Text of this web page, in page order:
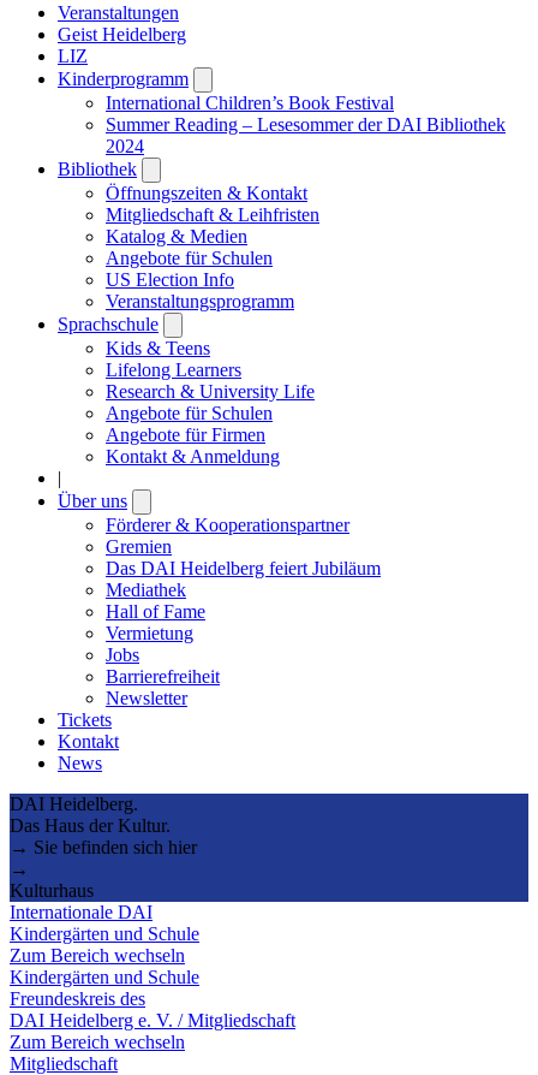
Veranstaltungen
Geist Heidelberg
LIZ
Kinderprogramm
submenu
International Children’s Book Festival
Summer Reading – Lesesommer der DAI Bibliothek
2024
Bibliothek
submenu
Öffnungszeiten & Kontakt
Mitgliedschaft & Leihfristen
Katalog & Medien
Angebote für Schulen
US Election Info
Veranstaltungsprogramm
Sprachschule
submenu
Kids & Teens
Lifelong Learners
Research & University Life
Angebote für Schulen
Angebote für Firmen
Kontakt & Anmeldung
|
Über uns
submenu
Förderer & Kooperationspartner
Gremien
Das DAI Heidelberg feiert Jubiläum
Mediathek
Hall of Fame
Vermietung
Jobs
Barrierefreiheit
Newsletter
Tickets
Kontakt
News
DAI Heidelberg.
Das Haus der Kultur.
→ Sie befinden sich hier
→
Kulturhaus
Internationale DAI
Kindergärten und Schule
Zum Bereich wechseln
Kindergärten und Schule
Freundeskreis des
DAI Heidelberg e. V. / Mitgliedschaft
Zum Bereich wechseln
Mitgliedschaft